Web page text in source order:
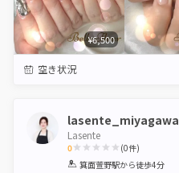
¥6,500
空き状況
lasente_miyagawa
Lasente
0
1 2 3 4 5
(0件)
箕面萱野駅から徒歩4分